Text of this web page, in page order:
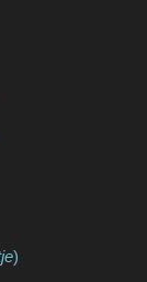
)